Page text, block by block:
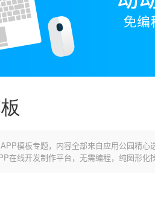
模板专题，内容全部来自应用公园精心
在线开发制作平台，无需编程，纯图形化